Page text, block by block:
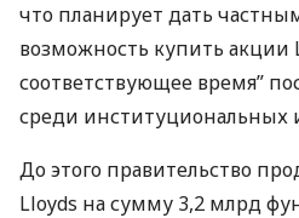
что планирует дать
возможность купить акции
соответствующее время”
среди институциональных
До этого правительство
Lloyds на сумму 3,2 млрд